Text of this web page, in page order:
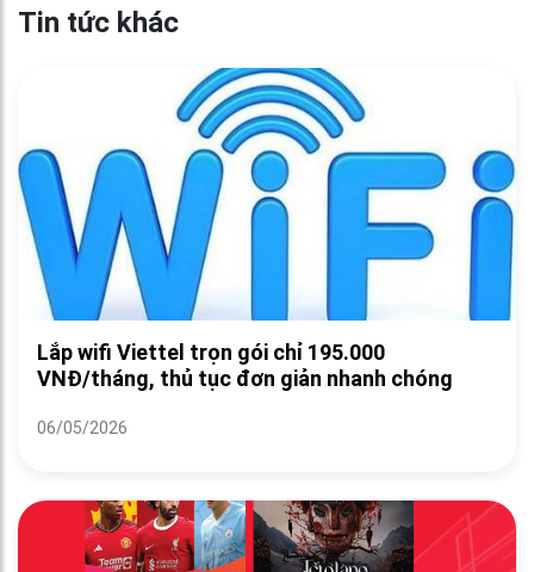
Tin tức khác
Lắp wifi Viettel trọn gói chỉ 195.000
VNĐ/tháng, thủ tục đơn giản nhanh chóng
06/05/2026